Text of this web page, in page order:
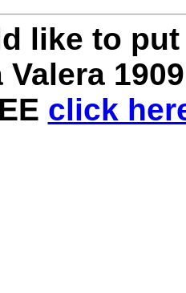
like to
Valera
click